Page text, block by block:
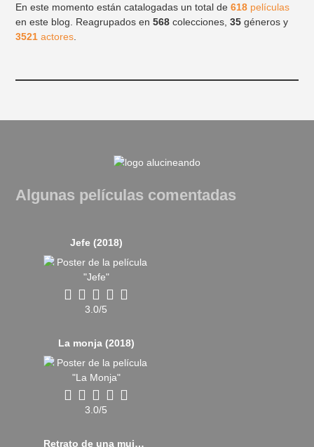
En este momento están catalogadas un total de618 películas
en este blog. Reagrupados en568 colecciones,35 géneros y
3521 actores
Algunas películas comentadas
Jefe (2018)
3.0/5
La monja (2018)
3.0/5
Retrato de una mujer en llamas (2019)